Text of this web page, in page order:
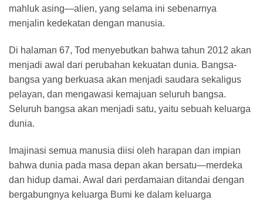
mahluk asing—alien, yang selama ini sebenarnya
menjalin kedekatan dengan manusia.
Di halaman 67, Tod menyebutkan bahwa tahun 2012 akan
menjadi awal dari perubahan kekuatan dunia. Bangsa-
bangsa yang berkuasa akan menjadi saudara sekaligus
pelayan, dan mengawasi kemajuan seluruh bangsa.
Seluruh bangsa akan menjadi satu, yaitu sebuah keluarga
dunia.
Imajinasi semua manusia diisi oleh harapan dan impian
bahwa dunia pada masa depan akan bersatu—merdeka
dan hidup damai. Awal dari perdamaian ditandai dengan
bergabungnya keluarga Bumi ke dalam keluarga